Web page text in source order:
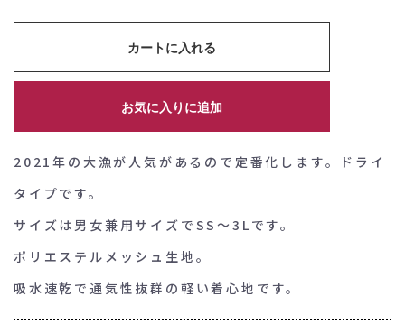
カートに入れる
お気に入りに追加
2021年の大漁が人気があるので定番化します。ドライ
タイプです。
サイズは男女兼用サイズでSS～3Lです。
ポリエステルメッシュ生地。
吸水速乾で通気性抜群の軽い着心地です。